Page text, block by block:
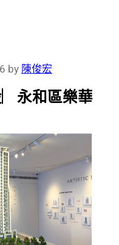
by陳俊宏
永和區樂華